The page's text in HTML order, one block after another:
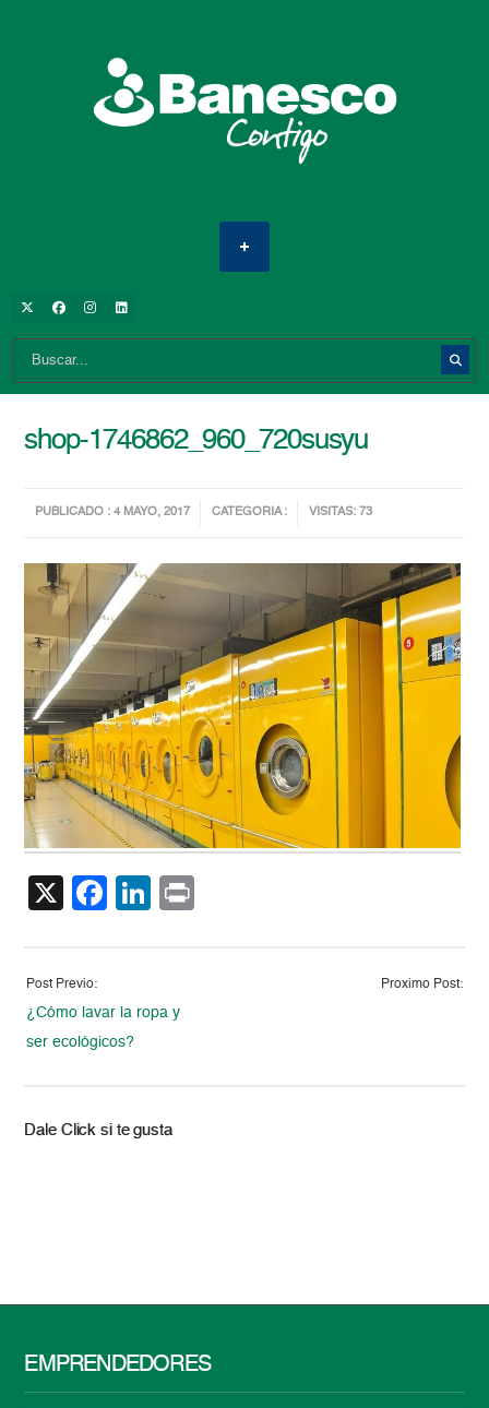
shop-1746862_960_720susyu
PUBLICADO : 4 MAYO, 2017 CATEGORIA : VISITAS: 73
X Facebook
LinkedIn
Post Previo:
¿Cómo lavar la ropa y
ser ecológicos?
Proximo Post:
Dale Click si te gusta
EMPRENDEDORES